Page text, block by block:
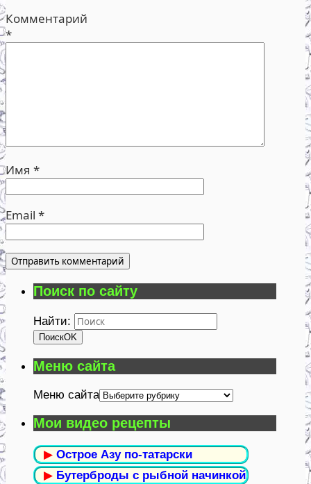
Комментарий
*
Имя *
Email *
Поиск по сайту
Найти:
ПоискOK
Меню сайта
Меню сайта
Мои видео рецепты
▶ Острое Азу по-татарски
▶ Бутерброды с рыбной начинкой